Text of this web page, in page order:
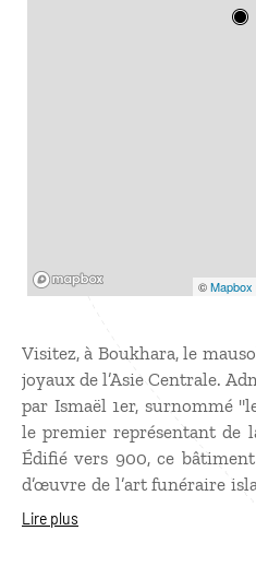
©Mapbox
Visitez, à Boukhara, le
joyaux de l’Asie Centrale.
par Ismaël 1er, surnommé
le premier représentant de
Édifié vers 900, ce
d’œuvre de l’art funéraire
survécu au passage des
Lire plus